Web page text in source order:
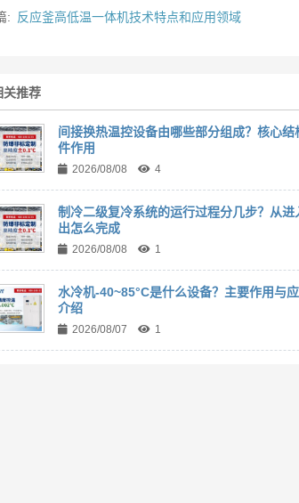
: 反应釜高低温一体机技术特点和应用领域
关推荐
间接换热温控设备由哪些部分组成？核心结
件作用
2026/08/08 4
制冷二级复冷系统的运行过程分几步？从进
出怎么完成
2026/08/08 1
水冷机-40~85°C是什么设备？主要作用与
介绍
2026/08/07 1